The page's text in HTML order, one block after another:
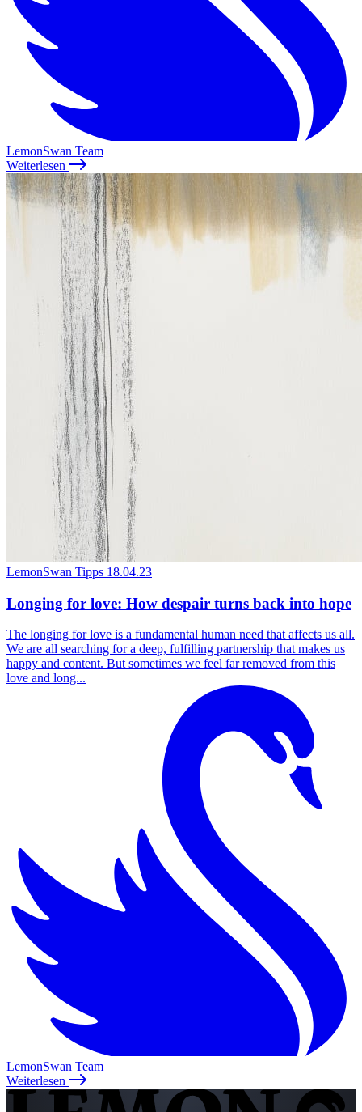
LemonSwan Team
Weiterlesen
LemonSwan Tipps 18.04.23
Longing for love: How despair turns back into hope
The longing for love is a fundamental human need that affects us all.
We are all searching for a deep, fulfilling partnership that makes us
happy and content. But sometimes we feel far removed from this
love and long...
LemonSwan Team
Weiterlesen